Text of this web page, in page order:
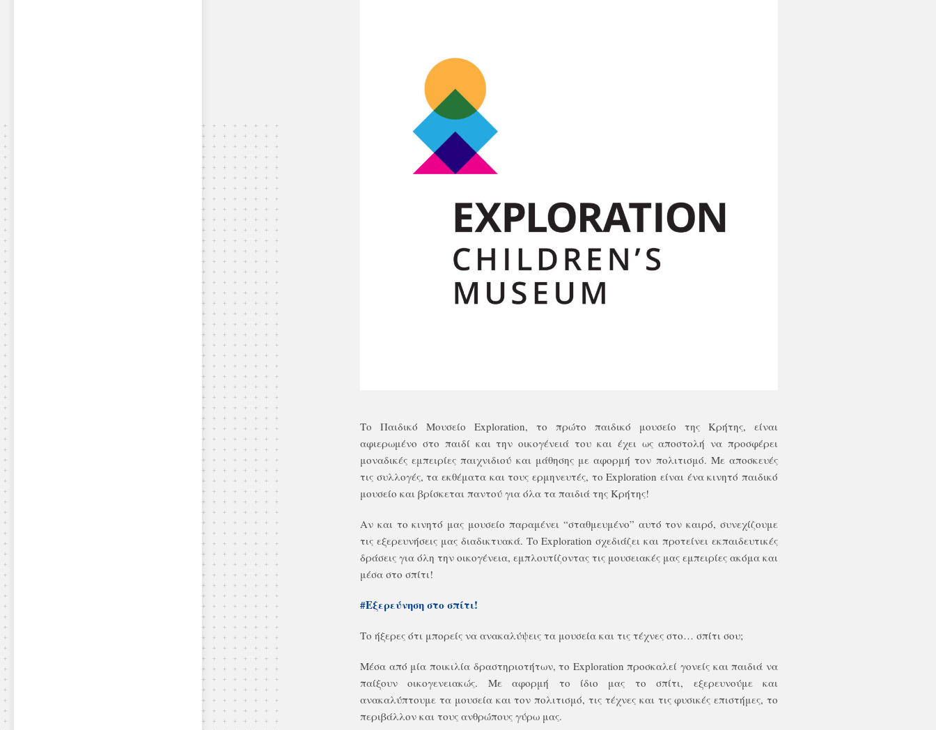
Το Παιδικό Μουσείο Exploration, το πρώτο παιδικό μουσείο της Κρήτης, είναι
αφιερωμένο στο παιδί και την οικογένειά του και έχει ως αποστολή να προσφέρει
μοναδικές εμπειρίες παιχνιδιού και μάθησης με αφορμή τον πολιτισμό. Με αποσκευές
τις συλλογές, τα εκθέματα και τους ερμηνευτές, τοExploration είναι ένα κινητό παιδικό
μουσείο και βρίσκεται παντού για όλα τα παιδιά της Κρήτης!
Αν και το κινητό μας μουσείο παραμένει “σταθμευμένο” αυτό τον καιρό, συνεχίζουμε
τις εξερευνήσεις μας διαδικτυακά. ΤοExploration σχεδιάζει και προτείνει εκπαιδευτικές
δράσεις για όλη την οικογένεια, εμπλουτίζοντας τις μουσειακές μας εμπειρίες ακόμα και
μέσα στο σπίτι!
#Εξερεύνηση στο σπίτι!
Το ήξερες ότι μπορείς να ανακαλύψεις τα μουσεία και τις τέχνες στο… σπίτι σου;
Μέσα από μία ποικιλία δραστηριοτήτων, το Exploration προσκαλεί γονείς και παιδιά να
παίξουν οικογενειακώς. Με αφορμή το ίδιο μας το σπίτι, εξερευνούμε και
ανακαλύπτουμε τα μουσεία και τον πολιτισμό, τις τέχνες και τις φυσικές επιστήμες, το
περιβάλλον και τους ανθρώπους γύρω μας.